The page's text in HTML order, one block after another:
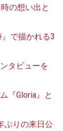
の想い出と
で描かれる3
タビューを
『Gloria』と
ぶりの来日公